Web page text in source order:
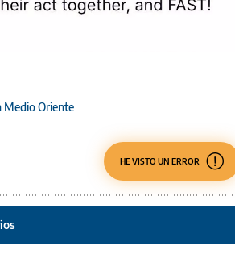
Medio Oriente
HE VISTO UN ERROR